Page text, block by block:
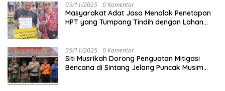
05/11/2025 0 Komentar
Masyarakat Adat Jasa Menolak Penetapan
HPT yang Tumpang Tindih dengan Lahan
05/11/2025 0 Komentar
Siti Musrikah Dorong Penguatan Mitigasi
Bencana di Sintang Jelang Puncak Musim